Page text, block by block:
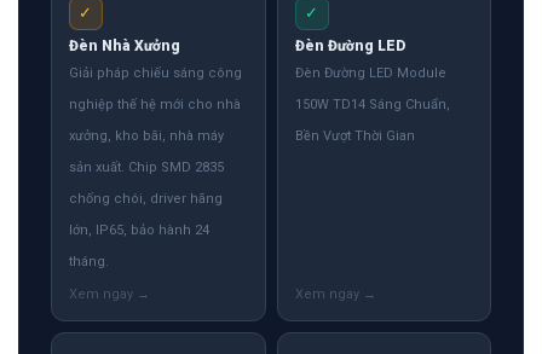
✓
Đèn Nhà Xưởng
Giải pháp chiếu sáng công
nghiệp thế hệ mới cho nhà
xưởng, kho bãi, nhà máy
sản xuất. Chip SMD 2835
chống chói, driver hãng
lớn, IP65, bảo hành 24
tháng.
✓
Đèn Đường LED
Đèn Đường LED Module
150W TD14 Sáng Chuẩn,
Bền Vượt Thời Gian